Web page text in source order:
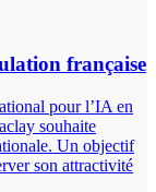
française
pour l’IA en
souhaite
Un objectif
son attractivité